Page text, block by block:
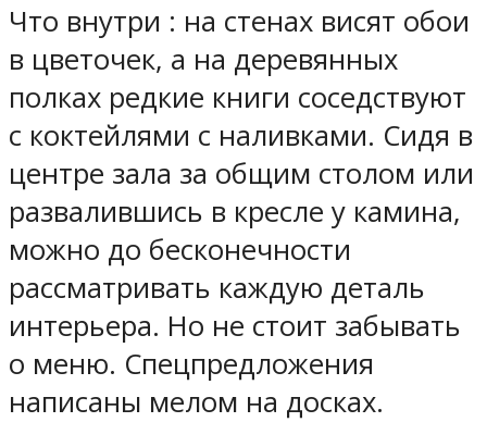
Что внутри : на стенах висят обои
в цветочек, а на деревянных
полках редкие книги соседствуют
с коктейлями с наливками. Сидя в
центре зала за общим столом или
развалившись в кресле у камина,
можно до бесконечности
рассматривать каждую деталь
интерьера. Но не стоит забывать
о меню. Спецпредложения
написаны мелом на досках.